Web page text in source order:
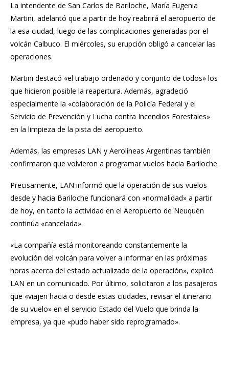
La intendente de San Carlos de Bariloche, María Eugenia
Martini, adelantó que a partir de hoy reabrirá el aeropuerto de
la esa ciudad, luego de las complicaciones generadas por el
volcán Calbuco. El miércoles, su erupción obligó a cancelar las
operaciones.
Martini destacó «el trabajo ordenado y conjunto de todos» los
que hicieron posible la reapertura. Además, agradeció
especialmente la «colaboración de la Policía Federal y el
Servicio de Prevención y Lucha contra Incendios Forestales»
en la limpieza de la pista del aeropuerto.
Además, las empresas LAN y Aerolíneas Argentinas también
confirmaron que volvieron a programar vuelos hacia Bariloche.
Precisamente, LAN informó que la operación de sus vuelos
desde y hacia Bariloche funcionará con «normalidad» a partir
de hoy, en tanto la actividad en el Aeropuerto de Neuquén
continúa «cancelada».
«La compañía está monitoreando constantemente la
evolución del volcán para volver a informar en las próximas
horas acerca del estado actualizado de la operación», explicó
LAN en un comunicado. Por último, solicitaron a los pasajeros
que «viajen hacia o desde estas ciudades, revisar el itinerario
de su vuelo» en el servicio Estado del Vuelo que brinda la
empresa, ya que «pudo haber sido reprogramado».